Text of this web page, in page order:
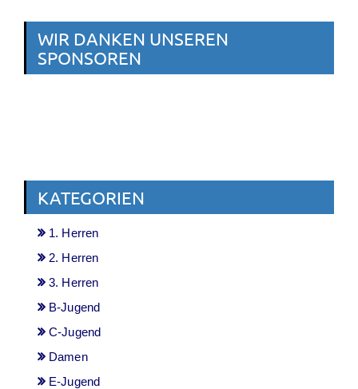
WIR DANKEN UNSEREN
SPONSOREN
KATEGORIEN
1. Herren
2. Herren
3. Herren
B-Jugend
C-Jugend
Damen
E-Jugend